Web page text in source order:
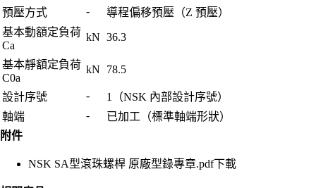
預壓方式
-
導程偏移預壓（Z 預壓）
基本動額定負荷
Ca
kN 36.3
基本靜額定負荷
C0a
kN 78.5
設計序號 -
1（NSK 內部設計序號）
軸端
-
已加工（標準軸端形狀）
附件
NSK SA型滾珠螺桿 原廠型錄專章.pdf下載